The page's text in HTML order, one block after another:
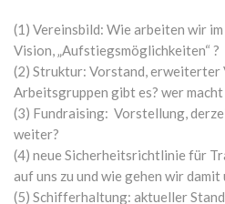
(1) Vereinsbild: Wie arbeiten wir
Vision, „Aufstiegsmöglichkeiten“ ?
(2) Struktur: Vorstand, erweiterter
Arbeitsgruppen gibt es? wer macht
(3) Fundraising: Vorstellung,
weiter?
(4) neue Sicherheitsrichtlinie für
auf uns zu und wie gehen wir damit
(5) Schifferhaltung: aktueller